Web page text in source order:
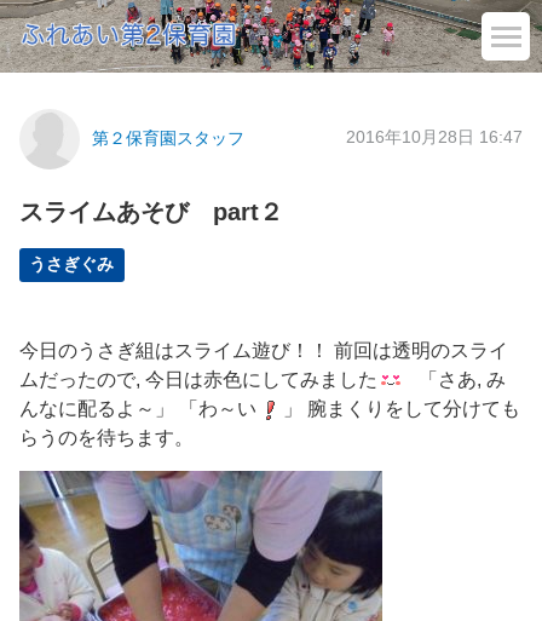
第２保育園スタッフ 2016年10月28日 16:47
スライムあそび part２
うさぎぐみ
今日のうさぎ組はスライム遊び！！ 前回は透明のスライ
ムだったので, 今日は赤色にしてみました
「さあ, み
んなに配るよ～」 「わ～い
」 腕まくりをして分けても
らうのを待ちます。